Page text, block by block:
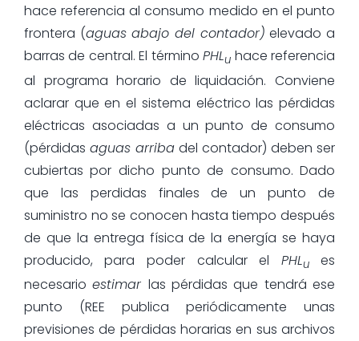
hace referencia al consumo medido en el punto
frontera (aguas abajo del contador) elevado a
barras de central. El términoPHLu hace referencia
al programa horario de liquidación. Conviene
aclarar que en el sistema eléctrico las pérdidas
eléctricas asociadas a un punto de consumo
(pérdidas aguas arriba del contador) deben ser
cubiertas por dicho punto de consumo. Dado
que las perdidas finales de un punto de
suministro no se conocen hasta tiempo después
de que la entrega física de la energía se haya
producido, para poder calcular el PHLues
necesarioestimar las pérdidas que tendrá ese
punto (REE publica periódicamente unas
previsiones de pérdidas horarias en sus archivos